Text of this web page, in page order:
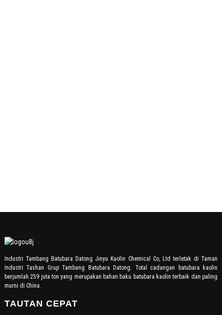
Industri Tambang Batubara Datong Jinyu Kaolin Chemical Co, Ltd terletak di Taman
Industri Tashan Grup Tambang Batubara Datong. Total cadangan batubara kaolin
berjumlah 259 juta ton yang merupakan bahan baku batubara kaolin terbaik dan paling
murni di China.
TAUTAN CEPAT